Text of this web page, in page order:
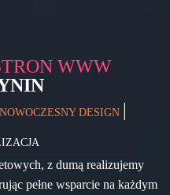
WWW
NOWOCZESNY DESIGN |
z dumą realizujemy
pełne wsparcie na każdym